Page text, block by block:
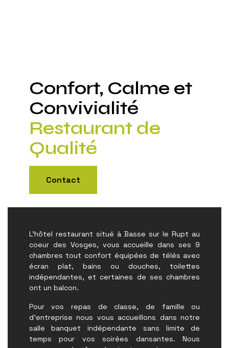
Confort, Calme et
Convivialité
Restaurant de
Qualité
Contact
L'hôtel restaurant situé à Basse sur le Rupt au
coeur des Vosges, vous accueille dans ses 9
chambres tout confort équipées de télés avec
écran plat, bains ou douches, toilettes
indépendantes, et certaines de ses chambres
ont un balcon.
Pour vos repas de classe, de famille ou
d'entreprise nous vous accueillons dans notre
salle banquet indépendante sans limite de
temps pour vos soirées dansantes. Nous